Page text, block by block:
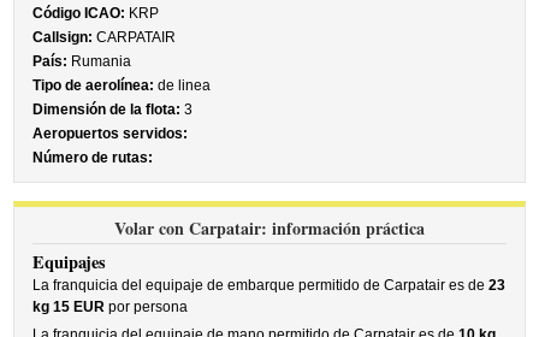
Código ICAO: KRP
Callsign: CARPATAIR
País: Rumania
Tipo de aerolínea: de linea
Dimensión de la flota: 3
Aeropuertos servidos:
Número de rutas:
Volar con Carpatair: información práctica
Equipajes
La franquicia del equipaje de embarque permitido de Carpatair es de23
kg 15 EUR por persona